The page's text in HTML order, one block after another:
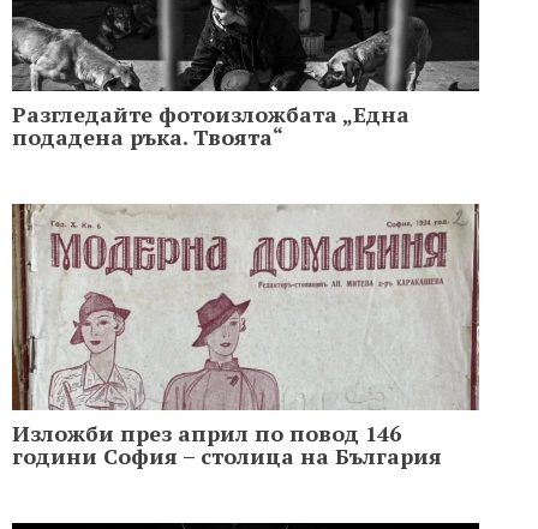
Разгледайте фотоизложбата „Една
подадена ръка. Твоята“
Изложби през април по повод 146
години София – столица на България